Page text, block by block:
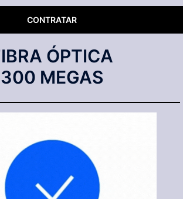
CONTRATAR
ÓPTICA
300 MEGAS